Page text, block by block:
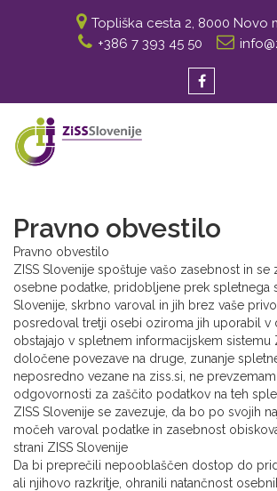
Topliška cesta 2, 8000 Novo
+386 7 393 45 50
Pravno obvestilo
Pravno obvestilo
ZISS Slovenije spoštuje vašo zasebnost in se
osebne podatke, pridobljene prek spletnega
Slovenije, skrbno varoval in jih brez vaše
posredoval tretji osebi oziroma jih uporabil v
obstajajo v spletnem informacijskem sistemu
določene povezave na druge, zunanje
neposredno vezane na ziss.si, ne
odgovornosti za zaščito podatkov na teh
ZISS Slovenije se zavezuje, da bo po svojih
močeh varoval podatke in zasebnost
strani ZISS Slovenije
Da bi preprečili nepooblaščen dostop do
ali njihovo razkritje, ohranili natančnost